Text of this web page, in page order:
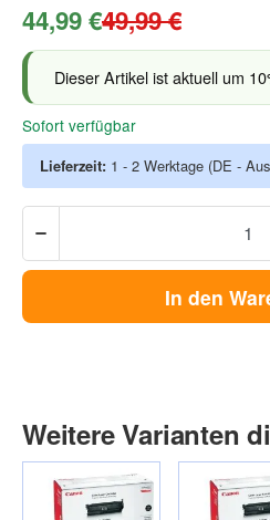
44,99 €49,99 €
Dieser Artikel ist aktuell um
Sofort verfügbar
Lieferzeit: 1 - 2 Werktage (DE -
In den
Weitere Varianten